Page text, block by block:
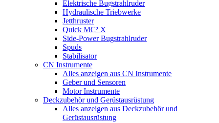
Elektrische Bugstrahlruder
Hydraulische Triebwerke
Jetthruster
Quick MC² X
Side-Power Bugstrahlruder
Spuds
Stabilisator
CN Instrumente
Alles anzeigen aus CN Instrumente
Geber und Sensoren
Motor Instrumente
Deckzubehör und Gerüstausrüstung
Alles anzeigen aus Deckzubehör und
Gerüstausrüstung